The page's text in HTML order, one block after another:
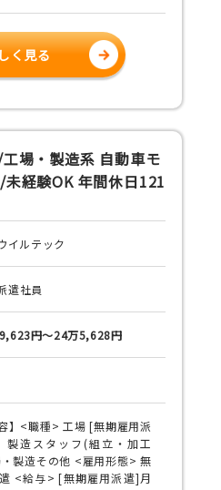
く見る
場・製造系 自動車モ
経験OK 年間休日121
イルテック
遣社員
円～24万5,628円
容】<職種> 工場 [無期雇用派
製造スタッフ(組立・加工
製造その他 <雇用形態> 無
<給与> [無期雇用派遣]月